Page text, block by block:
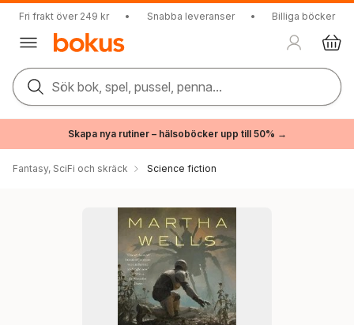
Fri frakt över 249 kr • Snabba leveranser • Billiga böcker
Sök bok, spel, pussel, penna...
Skapa nya rutiner – hälsoböcker upp till 50% →
Fantasy, SciFi och skräck Science fiction